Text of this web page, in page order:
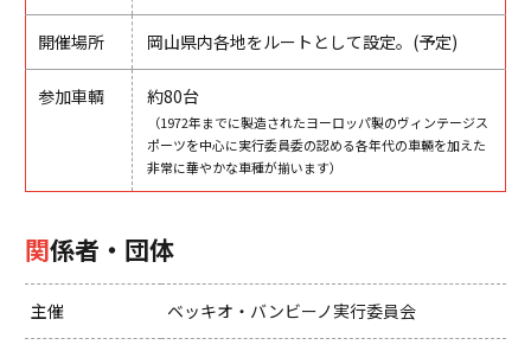
開催場所 岡山県内各地をルートとして設定。(予定)
参加車輌 約80台
（1972年までに製造されたヨーロッパ製のヴィンテージス
ポーツを中心に実行委員委の認める各年代の車輛を加えた
非常に華やかな車種が揃います）
関係者・団体
主催 ベッキオ・バンビーノ実行委員会